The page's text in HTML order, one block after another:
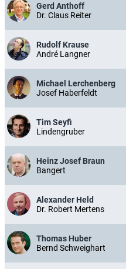
Gerd Anthoff
Dr. Claus Reiter
Rudolf Krause
André Langner
Michael Lerchenberg
Josef Haberfeldt
Tim Seyfi
Lindengruber
Heinz Josef Braun
Bangert
Alexander Held
Dr. Robert Mertens
Thomas Huber
Bernd Schweighart